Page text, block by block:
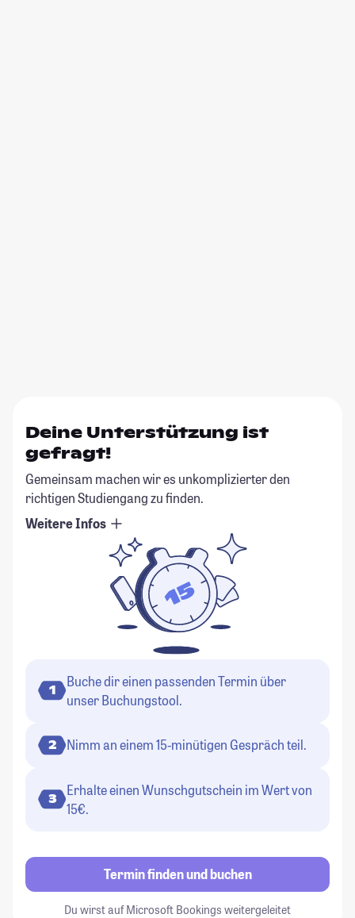
Deine Unterstützung ist
gefragt!
Gemeinsam machen wir es unkomplizierter den
richtigen Studiengang zu finden.
Weitere Infos
1
Buche dir einen passenden Termin über
unser Buchungstool.
2 Nimm an einem 15-minütigen Gespräch teil.
3
Erhalte einen Wunschgutschein im Wert von
15€.
Termin finden und buchen
Du wirst auf Microsoft Bookings weitergeleitet